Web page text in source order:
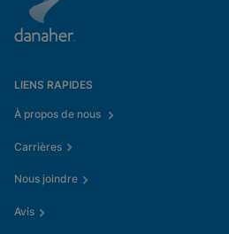
LIENS RAPIDES
À propos de nous
Carrières
Nous joindre
Avis